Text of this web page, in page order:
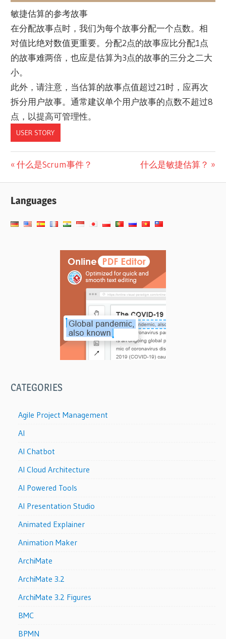
敏捷估算的参考故事
在分配故事点时，我们为每个故事分配一个点数。相
对值比绝对数值更重要。分配2点的故事应比分配1点
的故事难两倍，也应是估算为3点的故事的三分之二大
小。
此外，请注意，当估算的故事点值超过21时，应再次
拆分用户故事。通常建议单个用户故事的点数不超过8
点，以提高可管理性。
USER STORY
文
章
导
航
Previous
什么是Scrum事件？
Next
什么是敏捷估算？
Languages
CATEGORIES
Agile Project Management
AI
AI Chatbot
AI Cloud Architecture
AI Powered Tools
AI Presentation Studio
Animated Explainer
Animation Maker
ArchiMate
ArchiMate 3.2
ArchiMate 3.2 Figures
BMC
BPMN